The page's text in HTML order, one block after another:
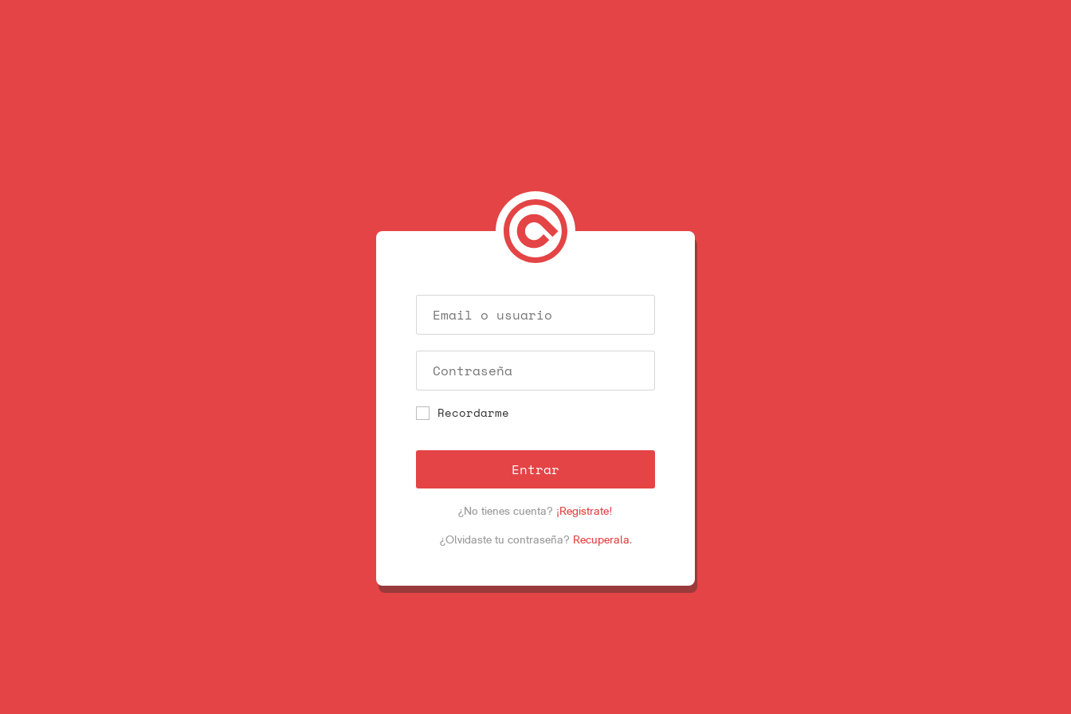
Recordarme
Entrar
¿No tienes cuenta? ¡Registrate!
¿Olvidaste tu contraseña? Recuperala.